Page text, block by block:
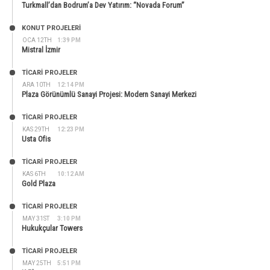
Turkmall’dan Bodrum’a Dev Yatırım: “Novada Forum”
OCA 12TH 1:39 PM
KONUT PROJELERI
Mistral İzmir
ARA 10TH 12:14 PM
TİCARİ PROJELER
Plaza Görünümlü Sanayi Projesi: Modern Sanayi Merkezi
KAS 29TH 12:23 PM
TİCARİ PROJELER
Usta Ofis
KAS 6TH 10:12 AM
TİCARİ PROJELER
Gold Plaza
MAY 31ST 3:10 PM
TİCARİ PROJELER
Hukukçular Towers
MAY 25TH 5:51 PM
TİCARİ PROJELER